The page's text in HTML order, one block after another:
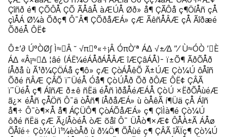
Çîñð é¶ ÇÕÔÅ ÇÕ ÃÅâÅ àÆÚÅ Øð» å¶ ÇÃÔå ç¶ÖíÅñ çÅ
çìÅÁ Ø¼à Õðç¶ Ô¯Â¶ ÇÕðåÆÁ» çÆ ÃêñÅÂÆ çÅ Ãîðæé
ÕðéÅ ÔË¢
Ô±’∂ ÚºÒØ∫ Ì≈Â ˘ √πº«÷¡Â ÓπÒ’ª Á∆ √±⁄∆ ”⁄ Ù≈ÓÒ ’È
Á∆ «Â¡≈∆ ¦âé (ÁË¼éÁÅðÁÅÂÆ îÆÇâÁÅ)- ï±Õ¶ ÃðÕÅð
íÅðå ù Ã¹ð¼ÇÖÁå ç¶ô» çÆ ÇòÁÅêÕ Ã±ÚÆ Çò¼Ú ôÅîñ
Õðé ñÂÆ ÇÂÕ ï¯ÜéÅ Óå¶ ÇòÚÅð Õð ðÔÆ ÔË¢ ÇÂÃ
ï¯ÜéÅ ç¶ ÁîñÆ ð±ê ñËä éÅñ ìðåÅéÆÁÅ ÇòÚ ×ËðÕÅùéÆ
ã¿× éÅñ çÅÖñ Ô¯ä òÅñ¶ íÅðåÆÁ» ù òÅêÃ í¶Üä çÅ Áîñ
å¶÷ Ô¯ò¶×Å å¶ ÁÇÜÔ¶ ÇòÁÕåÆÁ» ç¶ ÇìÌà¶é Çò¼Ú
ôðé ñËä çÆ Ã¿íÅòéÅ òÆ õåî Ô¯ ÜÅò¶×Æ¢ ÔÅÀ±Ã ÁÅø
ÕÅîé÷ Çò¼Ú ì¹¼èòÅð ù ð¼Ö¶ ÕÅùé ç¶ ÇÂÃ îÃÏç¶ Çò¼Ú